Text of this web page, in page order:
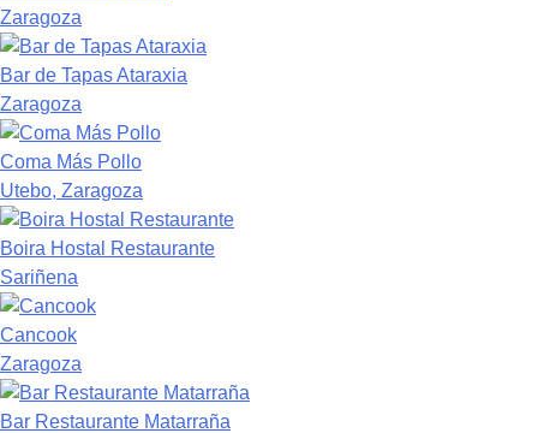
Zaragoza
Bar de Tapas Ataraxia
Zaragoza
Coma Más Pollo
Utebo, Zaragoza
Boira Hostal Restaurante
Sariñena
Cancook
Zaragoza
Bar Restaurante Matarraña